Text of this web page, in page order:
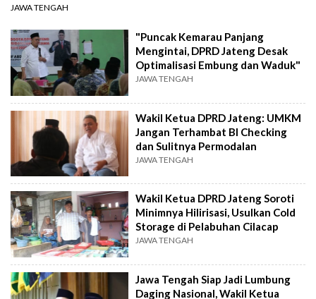
JAWA TENGAH
"Puncak Kemarau Panjang
Mengintai, DPRD Jateng Desak
Optimalisasi Embung dan Waduk"
JAWA TENGAH
Wakil Ketua DPRD Jateng: UMKM
Jangan Terhambat BI Checking
dan Sulitnya Permodalan
JAWA TENGAH
Wakil Ketua DPRD Jateng Soroti
Minimnya Hilirisasi, Usulkan Cold
Storage di Pelabuhan Cilacap
JAWA TENGAH
Jawa Tengah Siap Jadi Lumbung
Daging Nasional, Wakil Ketua